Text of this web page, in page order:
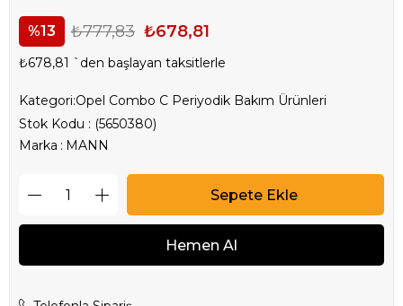
13 ₺777,83 ₺678,81
₺678,81 `den başlayan taksitlerle
Kategori:Opel Combo C Periyodik Bakım Ürünleri
Stok Kodu
(5650380)
Marka : MANN